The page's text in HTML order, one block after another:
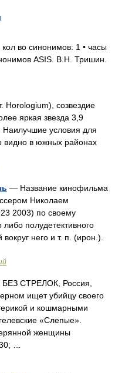
во синонимов: 1 • часы
ASIS. В.Н. Тришин.
Horologium), созвездие
яркая звезда 3,9
Наилучшие условия для
видно в южных районах
— Название кинофильма
Николаем
2003) по своему
полудетективного
него и т. п. (ирон.).
СТРЕЛОК, Россия,
ищет убийцу своего
и кошмарными
«Слепые».
женщины
…